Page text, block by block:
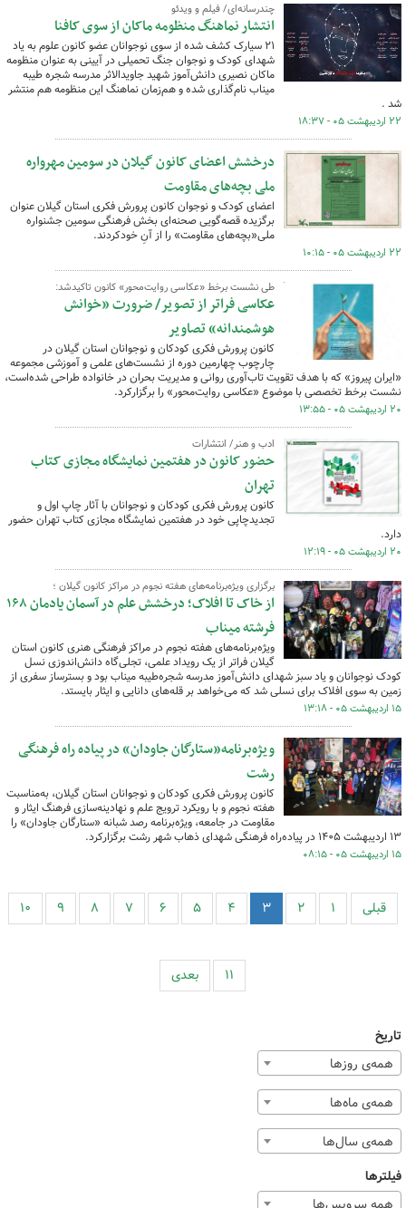
چندرسانه‌ای/ فیلم و ویدئو
انتشار نماهنگ منظومه ماکان از سوی کافنا
۲۱ سیارک‌ کشف شده از سوی نوجوانان عضو کانون علوم به یاد
شهدای کودک و نوجوان جنگ تحمیلی در آیینی به عنوان منظومه
ماکان نصیری دانش‌آموز شهید جاویدالاثر مدرسه شجره طیبه
میناب نام‌گذاری شده و هم‌زمان نماهنگ این منظومه هم منتشر
شد .
۲۲ اردیبهشت ۰۵ - ۱۸:۳۷
درخشش اعضای کانون گیلان در سومین مهرواره
ملی بچه‌های مقاومت
اعضای کودک و نوجوان کانون پرورش فکری استان گیلان عنوان
برگزیده قصه‌گویی صحنه‌ای بخش فرهنگی سومین جشنواره
ملی«بچه‌های مقاومت» را از آنِ خودکردند.
۲۲ اردیبهشت ۰۵ - ۱۰:۱۵
طی نشست برخط «عکاسی روایت‌محور» کانون تاکیدشد:
عکاسی فراتر از تصویر/ ضرورت «خوانش
هوشمندانه» تصاویر
کانون پرورش فکری کودکان و نوجوانان استان گیلان در
چارچوب چهارمین دوره از نشست‌های علمی و آموزشی مجموعه
«ایران پیروز» که با هدف تقویت تاب‌آوری روانی و مدیریت بحران در خانواده طراحی شده‌است،
نشست برخط تخصصی با موضوع «عکاسی روایت‌محور» را برگزارکرد.
۲۰ اردیبهشت ۰۵ - ۱۳:۵۵
ادب و هنر/ انتشارات
حضور کانون در هفتمین نمایشگاه مجازی کتاب
تهران
کانون پرورش فکری کودکان و نوجوانان با آثار چاپ اول و
تجدیدچاپی خود در هفتمین نمایشگاه مجازی کتاب تهران حضور
دارد.
۲۰ اردیبهشت ۰۵ - ۱۲:۱۹
برگزاری ویژه‌برنامه‌های هفته نجوم در مراکز کانون گیلان ؛
از خاک تا افلاک؛ درخشش علم در آسمان یادمان ۱۶۸
فرشته میناب
ویژه‌برنامه‌های هفته نجوم در مراکز فرهنگی هنری کانون استان
گیلان فراتر از یک رویداد علمی، تجلی‌گاه دانش‌اندوزی نسل
کودک نوجوانان و یاد سبز شهدای دانش‌آموز مدرسه شجره‌طیبه میناب بود و بسترساز سفری از
زمین به سوی افلاک برای نسلی شد که می‌خواهد بر قله‌های دانایی و ایثار بایستد.
۱۵ اردیبهشت ۰۵ - ۱۳:۱۸
ویژه‌برنامه«ستارگان جاودان» در پیاده راه فرهنگی
رشت
کانون پرورش فکری کودکان و نوجوانان استان گیلان، به‌مناسبت
هفته نجوم و با رویکرد ترویج علم و نهادینه‌سازی فرهنگ ایثار و
مقاومت در جامعه، ویژه‌برنامه رصد شبانه «ستارگان جاودان» را
۱۳ اردیبهشت ۱۴۰۵ در پیاده‌راه فرهنگی شهدای ذهاب شهر رشت برگزارکرد.
۱۵ اردیبهشت ۰۵ - ۰۸:۱۵
قبلی ۱ ۲ ۳ ۴ ۵ ۶ ۷ ۸ ۹ ۱۰
۱۱ بعدی
تاریخ
همه‌ی روزها
همه‌ی ماه‌ها
همه‌ی سال‌ها
فیلترها